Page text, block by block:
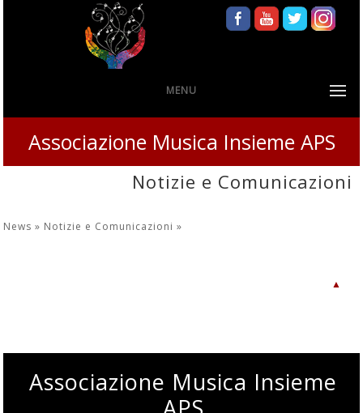
MENU
Associazione Musica Insieme APS
Notizie e Comunicazioni
News » Notizie e Comunicazioni»
▲
Associazione Musica Insieme